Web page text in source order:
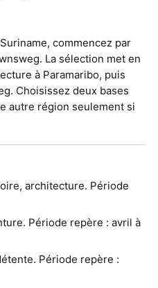
commencez par
La sélection met en
à Paramaribo, puis
Choisissez deux bases
autre région seulement si
architecture. Période
Période repère : avril à
Période repère :